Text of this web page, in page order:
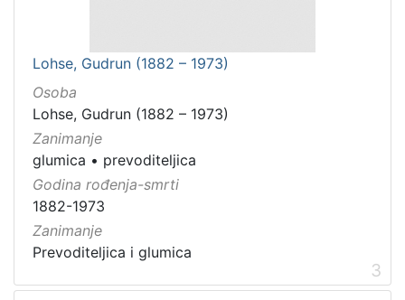
Lohse, Gudrun (1882 – 1973)
Osoba
Lohse, Gudrun (1882 – 1973)
Zanimanje
glumica • prevoditeljica
Godina rođenja-smrti
1882-1973
Zanimanje
Prevoditeljica i glumica
3